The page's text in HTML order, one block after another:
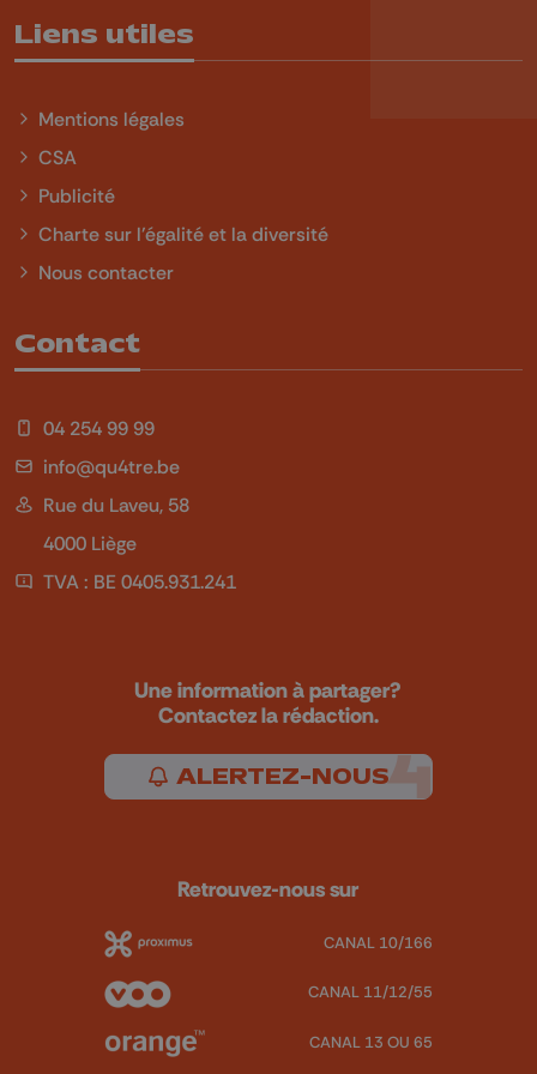
Liens utiles
Mentions légales
CSA
Publicité
Charte sur l'égalité et la diversité
Nous contacter
Contact
04 254 99 99
info@qu4tre.be
Rue du Laveu, 58
4000 Liège
TVA : BE 0405.931.241
Une information à partager?
Contactez la rédaction.
ALERTEZ-NOUS
Retrouvez-nous sur
CANAL 10/166
CANAL 11/12/55
CANAL 13 OU 65